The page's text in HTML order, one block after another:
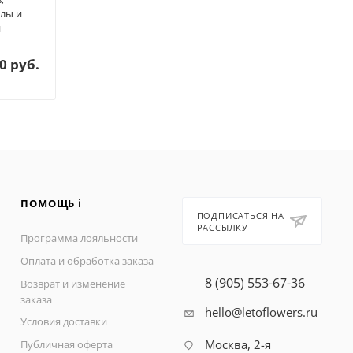
и
руб.
ПОМОЩЬ ℹ️
Программа лояльности
Оплата и обработка заказа
Возврат и изменение
заказа
Условия доставки
Публичная оферта
ПОДПИСАТЬСЯ НА
РАССЫЛКУ
8 (905) 553-67-36
hello@letoflowers.ru
Москва, 2-я